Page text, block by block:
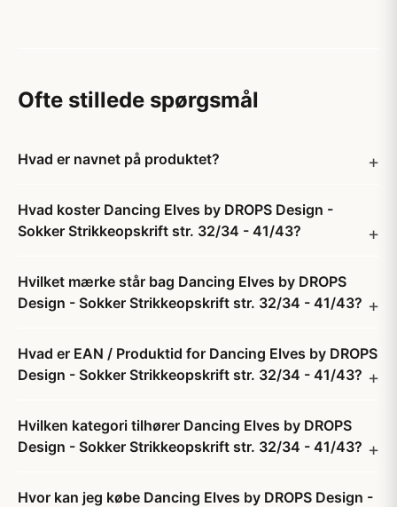
Ofte stillede spørgsmål
Hvad er navnet på produktet?
Hvad koster Dancing Elves by DROPS Design -
Sokker Strikkeopskrift str. 32/34 - 41/43?
Hvilket mærke står bag Dancing Elves by DROPS
Design - Sokker Strikkeopskrift str. 32/34 - 41/43?
Hvad er EAN / Produktid for Dancing Elves by DROPS
Design - Sokker Strikkeopskrift str. 32/34 - 41/43?
Hvilken kategori tilhører Dancing Elves by DROPS
Design - Sokker Strikkeopskrift str. 32/34 - 41/43?
Hvor kan jeg købe Dancing Elves by DROPS Design -